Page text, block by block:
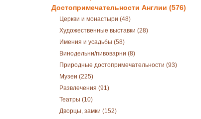
Достопримечательности Англии (576)
Церкви и монастыри (48)
Художественные выставки (28)
Имения и усадьбы (58)
Винодельни/пивоварни (8)
Природные достопримечательности (93)
Музеи (225)
Развлечения (91)
Театры (10)
Дворцы, замки (152)